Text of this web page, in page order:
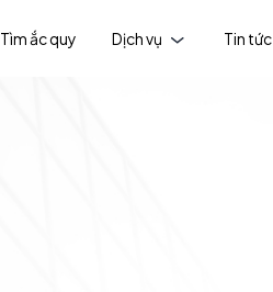
Tìm ắc quy Dịch vụ Tin tức